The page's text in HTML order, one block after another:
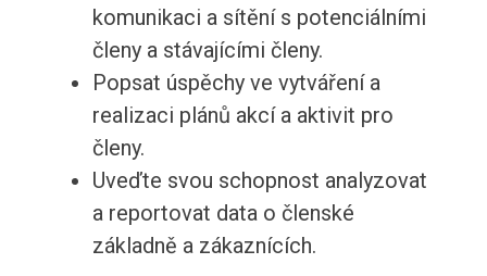
komunikaci a sítění s potenciálními
členy a stávajícími členy.
Popsat úspěchy ve vytváření a
realizaci plánů akcí a aktivit pro
členy.
Uveďte svou schopnost analyzovat
a reportovat data o členské
základně a zákaznících.